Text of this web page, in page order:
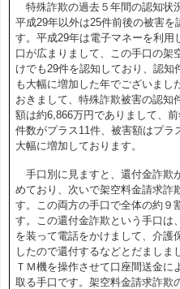
特殊詐欺の過去５年間の認知状
平成29年以外は25件前後の被害を
す。平成29年は電子マネーを利用
口が広まりまして、この手口の架
けでも29件を認知しており、認知
も大幅に増加した年でございまし
おきまして、特殊詐欺被害の認知
額は約6,866万円でありまして、
件数がプラス11件、被害額はプラ
大幅に増加しております。
手口別に見ますと、還付金詐欺
めており、次いで架空料金請求詐
す。この両方の手口で全体の約９
す。この還付金詐欺という手口は
を装って電話をかけまして、介護
したので還付するなどとだましま
ＴＭ機を操作させて口座間送金に
取る手口です。架空料金請求詐欺